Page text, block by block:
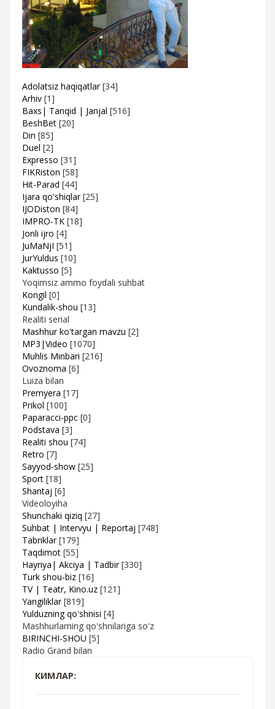
Adolatsiz haqiqatlar [34]
Arhiv [1]
Baxs| Tanqid | Janjal [516]
BeshBet [20]
Din [85]
Duel [2]
Expresso [31]
FIKRiston [58]
Hit-Parad [44]
Ijara qo'shiqlar [25]
IJODiston [84]
IMPRO-TK [18]
Jonli ijro [4]
JuMaNjI [51]
JurYuldus [10]
Kaktusso [5]
Yoqimsiz ammo foydali suhbat
Kongil [0]
Kundalik-shou [13]
Realiti serial
Mashhur ko'targan mavzu [2]
MP3|Video [1070]
Muhlis Minbari [216]
Ovoznoma [6]
Luiza bilan
Premyera [17]
Prikol [100]
Paparacci-ppc [0]
Podstava [3]
Realiti shou [74]
Retro [7]
Sayyod-show [25]
Sport [18]
Shantaj [6]
Videoloyiha
Shunchaki qiziq [27]
Suhbat | Intervyu | Reportaj [748]
Tabriklar [179]
Taqdimot [55]
Hayriya| Akciya | Tadbir [330]
Turk shou-biz [16]
TV | Teatr, Kino.uz [121]
Yangiliklar [819]
Yulduzning qo'shnisi [4]
Mashhurlarning qo'shnilariga so'z
BIRINCHI-SHOU [5]
Radio Grand bilan
КИМЛАР: